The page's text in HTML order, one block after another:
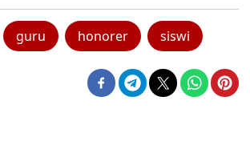
guru honorer siswi